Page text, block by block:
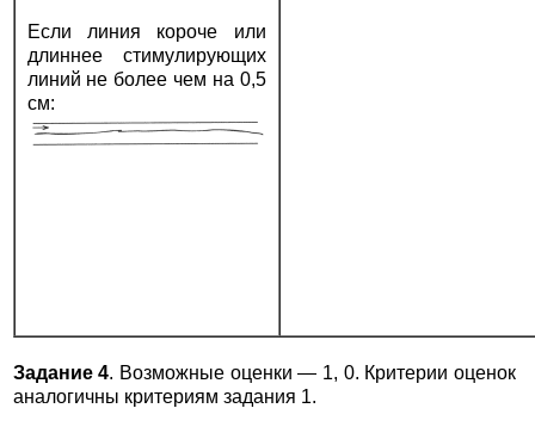
Если линия короче или
длиннее стимулирующих
линий не более чем на 0,5
см:
Задание 4. Возможные оценки — 1, 0. Критерии оценок
аналогичны критериям задания 1.